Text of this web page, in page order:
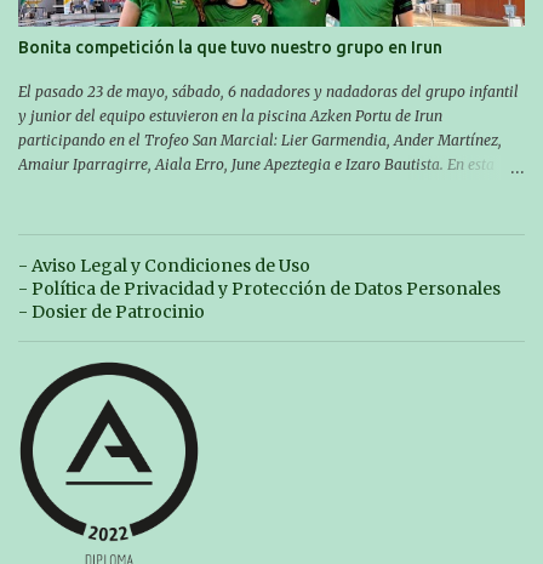
https://www.es.buruntzaldeaikt.eus/competici%C3%B3n/egutegia#h.9xisch
p06awl ¡Mucha suert...
Bonita competición la que tuvo nuestro grupo en Irun
El pasado 23 de mayo, sábado, 6 nadadores y nadadoras del grupo infantil
y junior del equipo estuvieron en la piscina Azken Portu de Irun
participando en el Trofeo San Marcial: Lier Garmendia, Ander Martínez,
Amaiur Iparragirre, Aiala Erro, June Apeztegia e Izaro Bautista. En esta
marcas. A pesar de no conseguir marca, pasaron una tarde muy buena y
sirvió para reforzar su experiencia. La mayoría ya ha terminado la
temporada, pero seguiremos trabajando con quienes están en la recta final,
trabajando para que cada uno consiga sus objetivos personales. BRNPWR!
- Aviso Legal y Condiciones de Uso
- Política de Privacidad y Protección de Datos Personales
- Dosier de Patrocinio